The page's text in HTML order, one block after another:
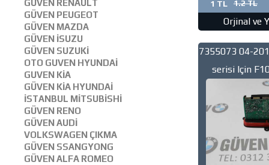
GÜVEN RENAULT
GÜVEN PEUGEOT
GÜVEN MAZDA
GÜVEN İSUZU
GÜVEN SUZUKİ
OTO GUVEN HYUNDAİ
GUVEN KİA
GÜVEN KİA HYUNDAİ
İSTANBUL MİTSUBİSHİ
GÜVEN RENO
GÜVEN AUDİ
VOLKSWAGEN ÇIKMA
GÜVEN SSANGYONG
GÜVEN ALFA ROMEO
1 TL 1.2 TL
Orjinal ve
7355073 04-
serisi Için
Sürücü